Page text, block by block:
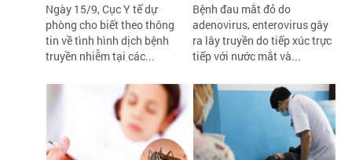
Ngày 15/9, Cục Y tế dự
phòng cho biết theo thông
tin về tình hình dịch bệnh
truyền nhiễm tại các...
Bệnh đau mắt đỏ do
adenovirus, enterovirus gây
ra lây truyền do tiếp xúc trực
tiếp với nước mắt và...